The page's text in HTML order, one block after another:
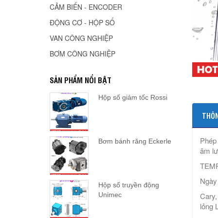
âm
lỏng
CẢM BIẾN - ENCODER
ĐỘNG CƠ - HỘP SỐ
VAN CÔNG NGHIỆP
BƠM CÔNG NGHIỆP
SẢN PHẨM NỔI BẬT
Hộp số giảm tốc Rossi
Bơm bánh răng Eckerle
Hộp số truyền động
Unimec